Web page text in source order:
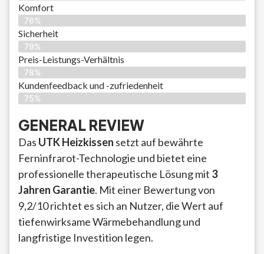
Komfort
76%
Sicherheit
79%
Preis-Leistungs-Verhältnis
78%
Kundenfeedback und -zufriedenheit
75%
GENERAL REVIEW
Das UTK Heizkissen setzt auf bewährte
Ferninfrarot-Technologie und bietet eine
professionelle therapeutische Lösung mit 3
Jahren Garantie. Mit einer Bewertung von
9,2/10 richtet es sich an Nutzer, die Wert auf
tiefenwirksame Wärmebehandlung und
langfristige Investition legen.